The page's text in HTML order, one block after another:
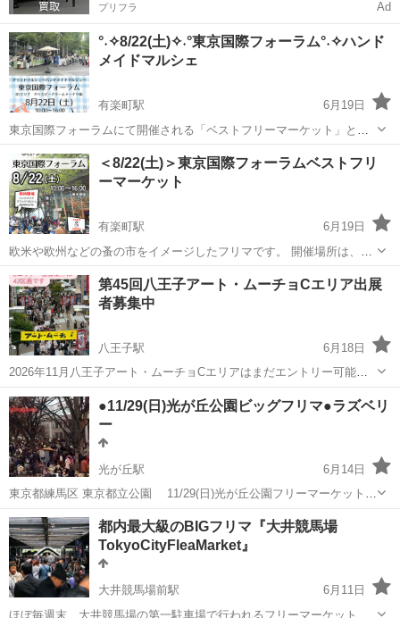
プリフラ Ad
°˖✧8/22(土)✧˖°東京国際フォーラム°˖✧ハンド
メイドマルシェ
有楽町駅
6月19日
東京国際フォーラムにて開催される「ベストフリーマーケット」と同
時開催の ☆彡グラッドマルシェ for ハンドメイド☆彡 ハンドメイド作
家が制作したオリジナルアクセサリー・小物などアート作品 お目当て
の素敵な...
東京 千代田区 有楽町駅 フリーマーケット
ハンドメイド
＜8/22(土)＞東京国際フォーラムベストフリ
ーマーケット
有楽町駅
6月19日
欧米や欧州などの蚤の市をイメージしたフリマです。 開催場所は、常
に人通りのある東京国際フォーラムの並木通り(地上広場）となりま
す。 アクセスも「有楽町」「東京」駅など、どなたでも出やすい場所
の上、 人気の銀座・丸の...
東京 千代田区 有楽町駅 フリーマーケット
リサイクル運動市民の会
第45回八王子アート・ムーチョCエリア出展
者募集中
八王子駅
6月18日
2026年11月八王子アート・ムーチョCエリアはまだエントリー可能で
す。 開催日程：2026年11月14日（土）15日（日）10:00〜17:00 ■■■
募集中内容■■■ ・Aエリア残り2ブース募集中 ・Bエリア満...
東京 八王子市 八王子駅 フリーマーケット
●11/29(日)光が丘公園ビッグフリマ●ラズベリ
ー
光が丘駅
6月14日
東京都練馬区 東京都立公園 11/29(日)光が丘公園フリーマーケット
入場料無料 ◆主催 ラズベリー https://www.rbf.jp 【搬入時間】8時
～9時 ...
東京 練馬区 光が丘駅 フリーマーケット ビッグフリマ
都内最大級のBIGフリマ『大井競馬場
TokyoCityFleaMarket』
大井競馬場前駅
6月11日
ほぼ毎週末、大井競馬場の第一駐車場で行われるフリーマーケット